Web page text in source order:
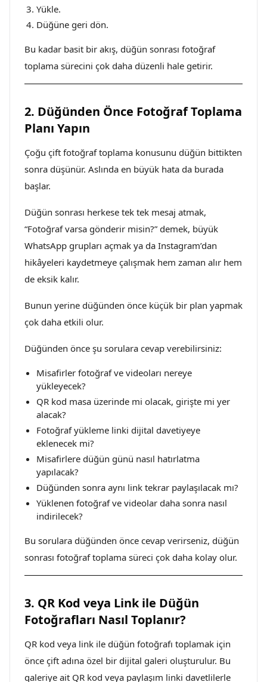
Yükle.
Düğüne geri dön.
Bu kadar basit bir akış, düğün sonrası fotoğraf
toplama sürecini çok daha düzenli hale getirir.
2. Düğünden Önce Fotoğraf Toplama
Planı Yapın
Çoğu çift fotoğraf toplama konusunu düğün bittikten
sonra düşünür. Aslında en büyük hata da burada
başlar.
Düğün sonrası herkese tek tek mesaj atmak,
“Fotoğraf varsa gönderir misin?” demek, büyük
WhatsApp grupları açmak ya da Instagram’dan
hikâyeleri kaydetmeye çalışmak hem zaman alır hem
de eksik kalır.
Bunun yerine düğünden önce küçük bir plan yapmak
çok daha etkili olur.
Düğünden önce şu sorulara cevap verebilirsiniz:
Misafirler fotoğraf ve videoları nereye
yükleyecek?
QR kod masa üzerinde mi olacak, girişte mi yer
alacak?
Fotoğraf yükleme linki dijital davetiyeye
eklenecek mi?
Misafirlere düğün günü nasıl hatırlatma
yapılacak?
Düğünden sonra aynı link tekrar paylaşılacak mı?
Yüklenen fotoğraf ve videolar daha sonra nasıl
indirilecek?
Bu sorulara düğünden önce cevap verirseniz, düğün
sonrası fotoğraf toplama süreci çok daha kolay olur.
3. QR Kod veya Link ile Düğün
Fotoğrafları Nasıl Toplanır?
QR kod veya link ile düğün fotoğrafı toplamak için
önce çift adına özel bir dijital galeri oluşturulur. Bu
galeriye ait QR kod veya paylaşım linki davetlilerle